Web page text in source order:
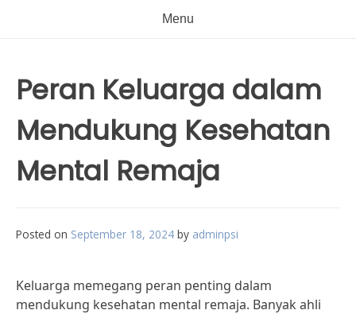
Menu
Peran Keluarga dalam
Mendukung Kesehatan
Mental Remaja
Posted on September 18, 2024 by adminpsi
Keluarga memegang peran penting dalam
mendukung kesehatan mental remaja. Banyak ahli